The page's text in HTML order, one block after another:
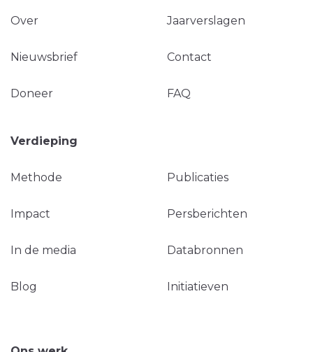
Over Jaarverslagen
Nieuwsbrief Contact
Doneer FAQ
Verdieping
Methode Publicaties
Impact Persberichten
In de media Databronnen
Blog Initiatieven